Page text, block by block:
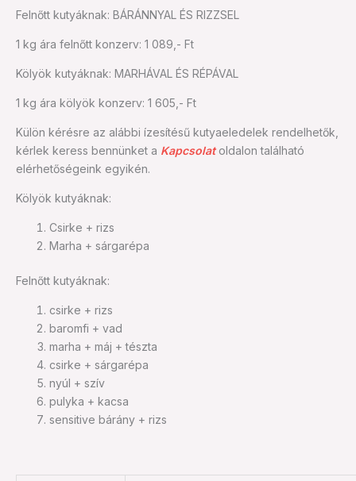
Felnőtt kutyáknak: BÁRÁNNYAL ÉS RIZZSEL
1 kg ára felnőtt konzerv: 1 089,- Ft
Kölyök kutyáknak: MARHÁVAL ÉS RÉPÁVAL
1 kg ára kölyök konzerv: 1 605,- Ft
Külön kérésre az alábbi ízesítésű kutyaeledelek rendelhetők,
kérlek keress bennünket a Kapcsolat oldalon található
elérhetőségeink egyikén.
Kölyök kutyáknak:
Csirke + rizs
Marha + sárgarépa
Felnőtt kutyáknak:
csirke + rizs
baromfi + vad
marha + máj + tészta
csirke + sárgarépa
nyúl + szív
pulyka + kacsa
sensitive bárány + rizs
mennyiség